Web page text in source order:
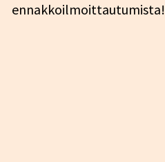
ennakkoilmoittautumista!